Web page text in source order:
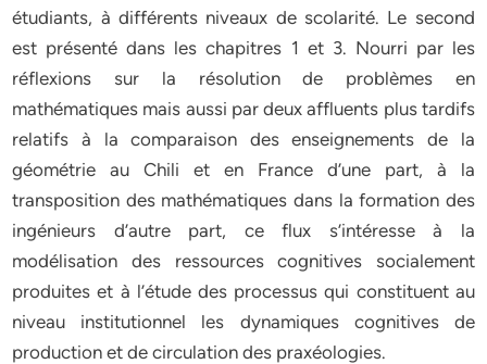
étudiants, à différents niveaux de scolarité. Le second
est présenté dans les chapitres 1 et 3. Nourri par les
réflexions sur la résolution de problèmes en
mathématiques mais aussi par deux affluents plus tardifs
relatifs à la comparaison des enseignements de la
géométrie au Chili et en France d’une part, à la
transposition des mathématiques dans la formation des
ingénieurs d’autre part, ce flux s’intéresse à la
modélisation des ressources cognitives socialement
produites et à l’étude des processus qui constituent au
niveau institutionnel les dynamiques cognitives de
production et de circulation des praxéologies.